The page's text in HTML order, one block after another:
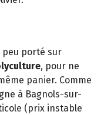
porté sur
, pour ne
panier. Comme
à Bagnols-sur-
(prix instable